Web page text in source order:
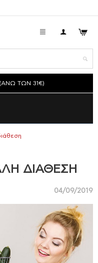
ΤΩΝ 31€)
ΔΙΆΘΕΣΗ
04/09/2019